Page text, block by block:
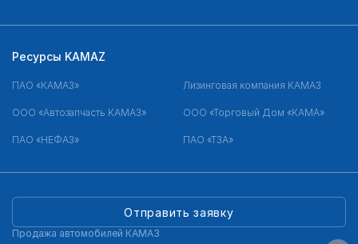
Отправить заявку
Продажа автомобилей КАМАЗ
Ресурсы KAMAZ
ПАО «КАМАЗ» Лизинговая компания КАМАЗ
ООО «Автозапчасть КАМАЗ» ООО «Торговый Дом «КАМА»
ПАО «НЕФАЗ» ПАО «ТЗА»